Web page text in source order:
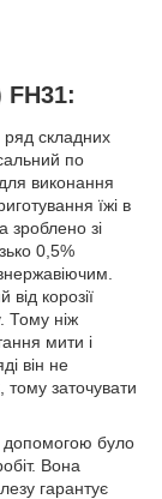
складних
по
виконання
їжі в
зроблено зі
0,5%
корозії
Тому ніж
мити і
він не
тому заточувати
допомогою було
Вона
гарантує